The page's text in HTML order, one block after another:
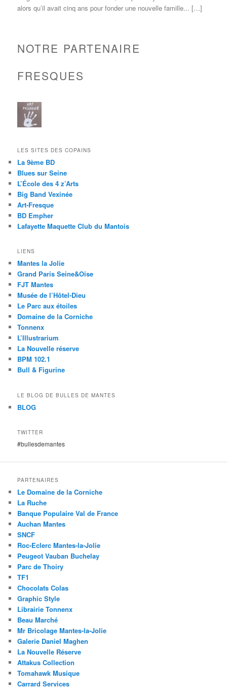
alors qu’il avait cinq ans pour fonder une nouvelle famille... […]
NOTRE PARTENAIRE
FRESQUES
LES SITES DES COPAINS
La 9ème BD
Blues sur Seine
L’École des 4 z’Arts
Big Band Vexinée
Art-Fresque
BD Empher
Lafayette Maquette Club du Mantois
LIENS
Mantes la Jolie
Grand Paris Seine&Oise
FJT Mantes
Musée de l’Hôtel-Dieu
Le Parc aux étoiles
Domaine de la Corniche
Tonnenx
L’Illustrarium
La Nouvelle réserve
BPM 102.1
Bull & Figurine
LE BLOG DE BULLES DE MANTES
BLOG
TWITTER
#bullesdemantes
PARTENAIRES
Le Domaine de la Corniche
La Ruche
Banque Populaire Val de France
Auchan Mantes
SNCF
Roc-Eclerc Mantes-la-Jolie
Peugeot Vauban Buchelay
Parc de Thoiry
TF1
Chocolats Colas
Graphic Style
Librairie Tonnenx
Beau Marché
Mr Bricolage Mantes-la-Jolie
Galerie Daniel Maghen
La Nouvelle Réserve
Attakus Collection
Tomahawk Musique
Carrard Services